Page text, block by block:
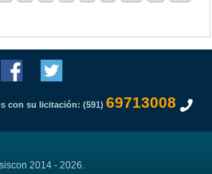
con su licitación: (591) 69713008
2014 - 2026.